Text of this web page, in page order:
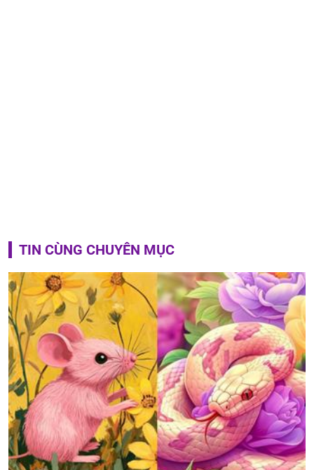
TIN CÙNG CHUYÊN MỤC